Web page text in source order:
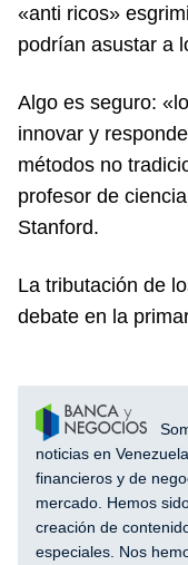
«anti ricos»
podrían asustar a
Algo es seguro:
innovar y
métodos no
profesor de
Stanford.
La tributación de
debate en la
noticias en
financieros y de
mercado. Hemos
creación de
especiales. Nos